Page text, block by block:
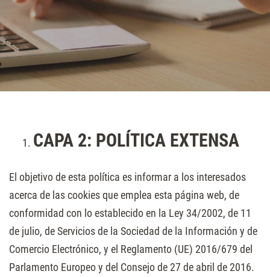
CAPA 2: POLÍTICA EXTENSA
El objetivo de esta política es informar a los interesados
acerca de las cookies que emplea esta página web, de
conformidad con lo establecido en la Ley 34/2002, de 11
de julio, de Servicios de la Sociedad de la Información y de
Comercio Electrónico, y el Reglamento (UE) 2016/679 del
Parlamento Europeo y del Consejo de 27 de abril de 2016.